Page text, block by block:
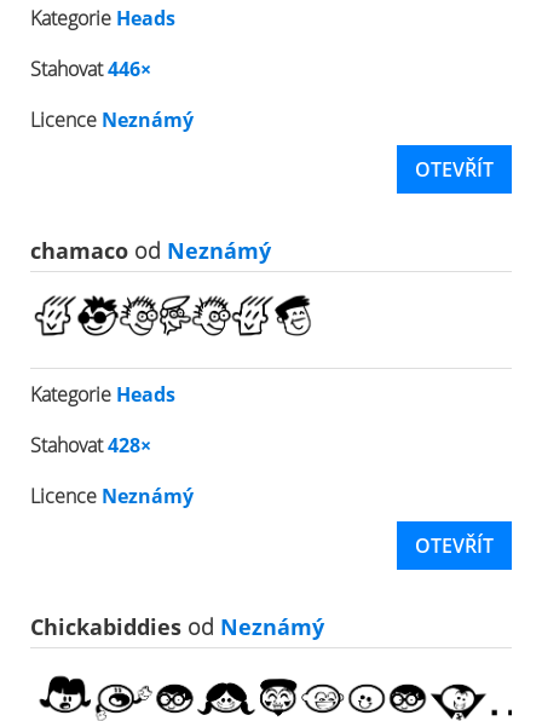
Kategorie Heads
Stahovat446×
Licence Neznámý
OTEVŘÍT
chamaco od Neznámý
Kategorie Heads
Stahovat428×
Licence Neznámý
OTEVŘÍT
Chickabiddies od Neznámý